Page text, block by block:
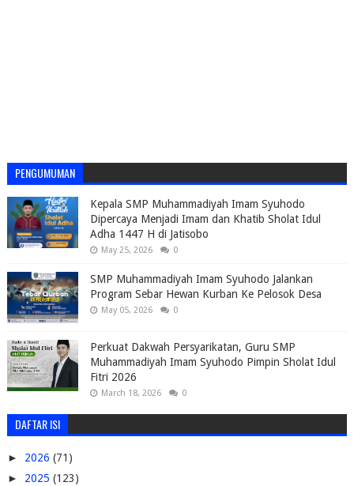
PENGUMUMAN
Kepala SMP Muhammadiyah Imam Syuhodo
Dipercaya Menjadi Imam dan Khatib Sholat Idul
Adha 1447 H di Jatisobo
May 25, 2026 0
SMP Muhammadiyah Imam Syuhodo Jalankan
Program Sebar Hewan Kurban Ke Pelosok Desa
May 05, 2026 0
Perkuat Dakwah Persyarikatan, Guru SMP
Muhammadiyah Imam Syuhodo Pimpin Sholat Idul
Fitri 2026
March 18, 2026 0
DAFTAR ISI
► 2026 (71)
► 2025 (123)